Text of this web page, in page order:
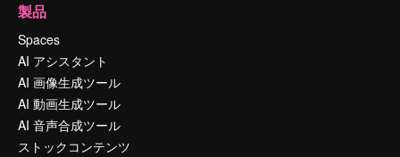
製品
Spaces
AI アシスタント
AI 画像生成ツール
AI 動画生成ツール
AI 音声合成ツール
ストックコンテンツ